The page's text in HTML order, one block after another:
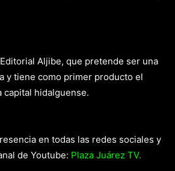
Aljibe, que pretende ser una
y tiene como primer producto el
hidalguense.
en todas las redes sociales y
de Youtube: Plaza Juárez TV.